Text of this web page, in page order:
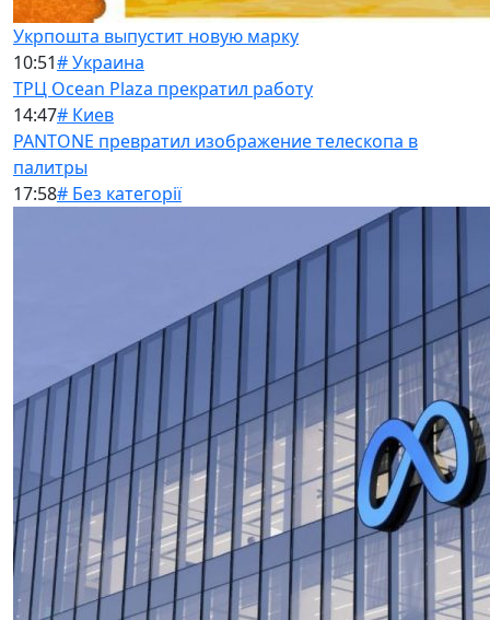
Укрпошта выпустит новую марку
10:51# Украина
ТРЦ Ocean Plaza прекратил работу
14:47# Киев
PANTONE превратил изображение телескопа в
палитры
17:58# Без категорії